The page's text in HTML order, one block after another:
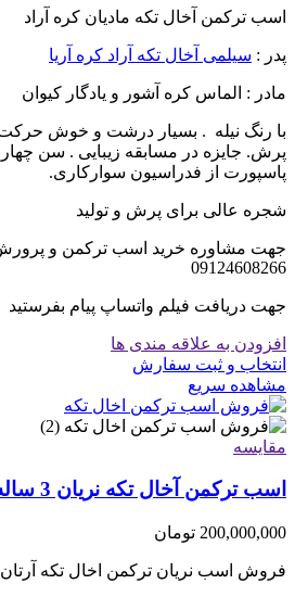
اسب ترکمن آخال تکه مادیان کره آراد
پدر : سیلمی آخال تکه آراد کره آریا
مادر : الماس کره آشور و یادگار کیوان
با رنگ نیله . بسیار درشت و خوش
پرش. جایزه در مسابقه زیبایی . سن
پاسپورت از فدراسیون سوارکاری.
شجره عالی برای پرش و تولید
جهت مشاوره خرید اسب ترکمن و
09124608266
جهت دریافت فیلم واتساپ پیام بفرستید
افزودن به علاقه مندی ها
انتخاب و ثبت سفارش
مشاهده سریع
مقایسه
اسب ترکمن آخال تکه نریان 3 ساله
200,000,000 تومان
فروش اسب نریان ترکمن اخال تکه آرتان